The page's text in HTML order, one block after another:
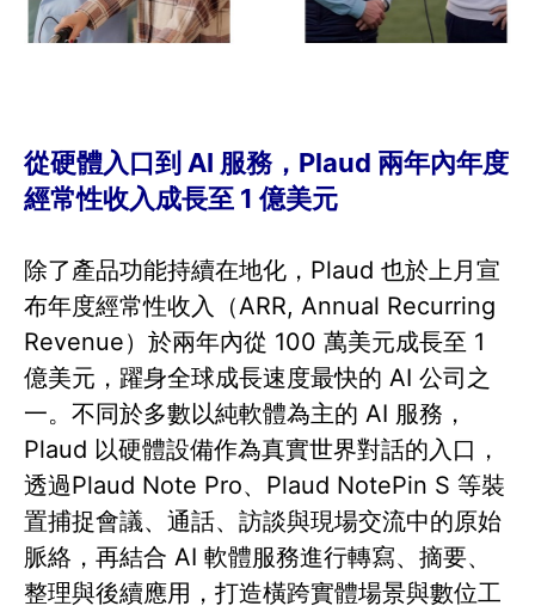
從硬體入口到 AI 服務，Plaud 兩年內年度
經常性收入成長至 1 億美元
除了產品功能持續在地化，Plaud 也於上月宣
布年度經常性收入（ARR, Annual Recurring
Revenue）於兩年內從 100 萬美元成長至 1
億美元，躍身全球成長速度最快的 AI 公司之
一。不同於多數以純軟體為主的 AI 服務，
Plaud 以硬體設備作為真實世界對話的入口，
透過Plaud Note Pro、Plaud NotePin S 等裝
置捕捉會議、通話、訪談與現場交流中的原始
脈絡，再結合 AI 軟體服務進行轉寫、摘要、
整理與後續應用，打造橫跨實體場景與數位工